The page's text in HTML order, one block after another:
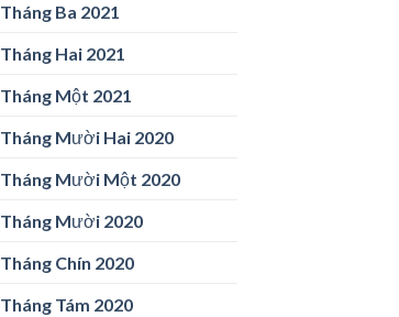
Tháng Ba 2021
Tháng Hai 2021
Tháng Một 2021
Tháng Mười Hai 2020
Tháng Mười Một 2020
Tháng Mười 2020
Tháng Chín 2020
Tháng Tám 2020